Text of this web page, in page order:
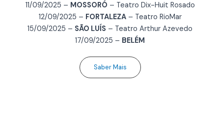
11/09/2025 – MOSSORÓ – Teatro Dix-Huit Rosado
12/09/2025 – FORTALEZA– Teatro RioMar
15/09/2025 – SÃO LUÍS – Teatro Arthur Azevedo
17/09/2025 – BELÉM
Saber Mais